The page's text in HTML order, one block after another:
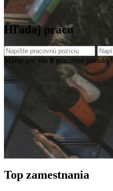
Hľadaj prácu
Máme pre vás 0 pracovné ponuky!
Top zamestnania